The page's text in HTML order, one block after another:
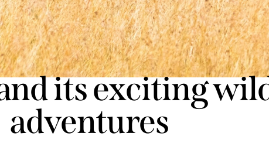
TOURISM
its exciting
adventures